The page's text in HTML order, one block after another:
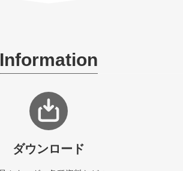
Information
ダウンロード